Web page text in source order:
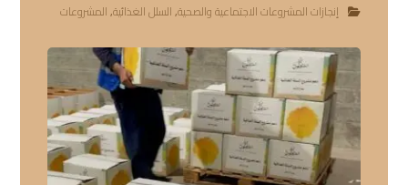
إنجازات المشروعات الاجتماعية والصحية,السلل الغذائية,المشروعات